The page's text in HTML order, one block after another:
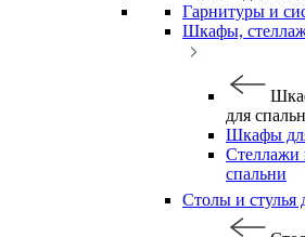
Гарнитуры и
Шкафы,
для
Шкафы
Стеллажи
спальни
Столы и стулья